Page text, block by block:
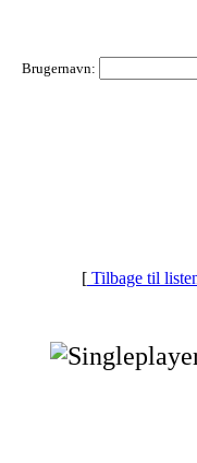
Brugernavn:
[ Tilbage til